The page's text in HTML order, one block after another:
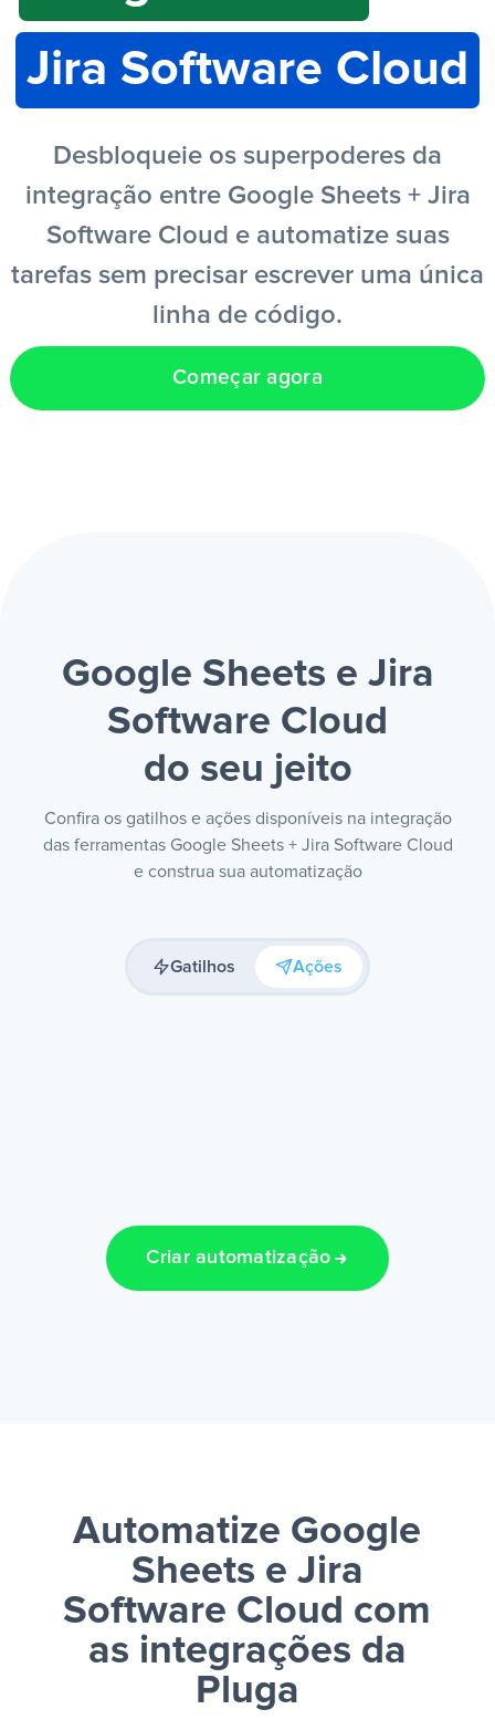
PT
Jira Software Cloud
Desbloqueie os superpoderes da
integração entre Google Sheets + Jira
Software Cloud e automatize suas
tarefas sem precisar escrever uma única
linha de código.
Começar agora
Google Sheets e Jira
Software Cloud
do seu jeito
Confira os gatilhos e ações disponíveis na integração
das ferramentas Google Sheets + Jira Software Cloud
e construa sua automatização
Gatilhos Ações
Criar automatização
Automatize Google
Sheets e Jira
Software Cloud com
as integrações da
Pluga